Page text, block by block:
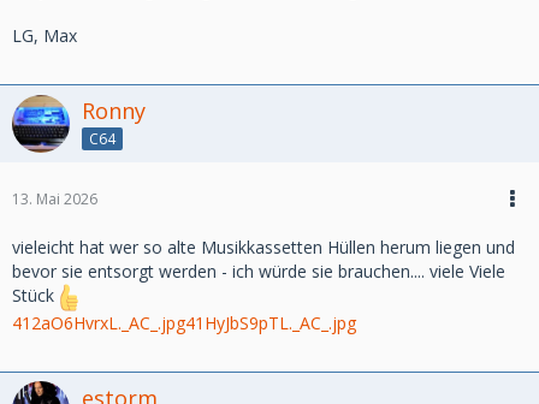
LG, Max
Ronny
C64
13. Mai 2026
vieleicht hat wer so alte Musikkassetten Hüllen herum liegen und
bevor sie entsorgt werden - ich würde sie brauchen.... viele Viele
Stück
412aO6HvrxL._AC_.jpg41HyJbS9pTL._AC_.jpg
estorm